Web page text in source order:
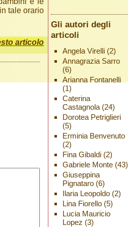
tale orario
articolo
Gli autori degli
articoli
Angela Virelli(2)
Annagrazia Sarro
(6)
Arianna Fontanelli
(1)
Caterina
Castagnola(24)
Dorotea Petriglieri
(5)
Erminia Benvenuto
(2)
Fina Gibaldi(2)
Gabriele Monte(43)
Giuseppina
Pignataro(6)
Ilaria Leopoldo(2)
Lina Fiorello(5)
Lucia Mauricio
Lopez (3)